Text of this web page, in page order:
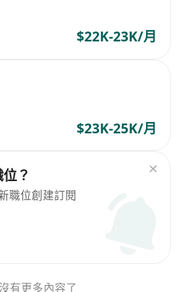
$22K-23K/月
$23K-25K/月
？
職位創建訂閱
有更多內容了